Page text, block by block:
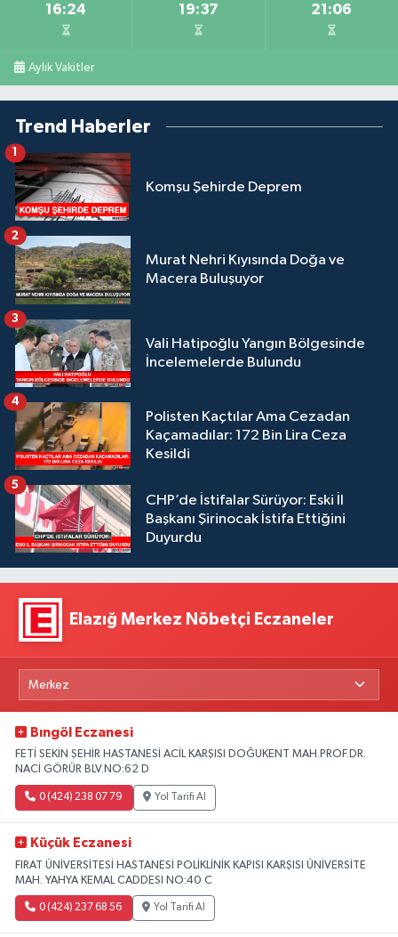
16:24 19:37 21:06
Aylık Vakitler
Trend Haberler
Komşu Şehirde Deprem
1
Murat Nehri Kıyısında Doğa ve
Macera Buluşuyor
2
Vali Hatipoğlu Yangın Bölgesinde
İncelemelerde Bulundu
3
Polisten Kaçtılar Ama Cezadan
Kaçamadılar: 172 Bin Lira Ceza
Kesildi
4
CHP’de İstifalar Sürüyor: Eski İl
Başkanı Şirinocak İstifa Ettiğini
Duyurdu
5
Elazığ Merkez Nöbetçi Eczaneler
Bıngöl Eczanesi
FETİ SEKİN ŞEHİR HASTANESİ ACİL KARŞISI DOĞUKENT MAH.PROF.DR.
NACİ GÖRÜR BLV.NO:62 D
0 (424) 238 07 79 Yol Tarifi Al
Küçük Eczanesi
FIRAT ÜNİVERSİTESİ HASTANESİ POLİKLİNİK KAPISI KARŞISI ÜNİVERSİTE
MAH. YAHYA KEMAL CADDESI NO:40 C
0 (424) 237 68 56 Yol Tarifi Al